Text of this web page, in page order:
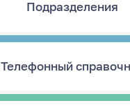
Подразделения
Телефонный